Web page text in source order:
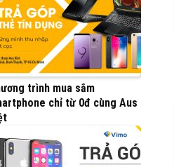
trình mua sắm
chỉ từ 0đ cùng Aus